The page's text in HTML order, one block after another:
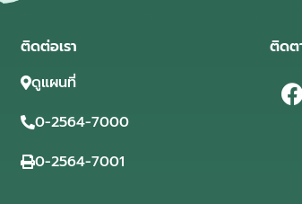
ติดต่อเรา
ดูแผนที่
0-2564-7000
0-2564-7001
ติดต